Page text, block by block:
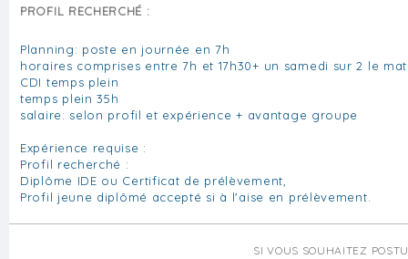
PROFIL RECHERCHÉ :
Planning: poste en journée en 7h
horaires comprises entre 7h et 17h30+ un samedi sur 2 le
CDI temps plein
temps plein 35h
salaire: selon profil et expérience + avantage groupe
Expérience requise :
Profil recherché :
Diplôme IDE ou Certificat de prélèvement,
Profil jeune diplômé accepté si à l'aise en prélèvement.
SI VOUS SOUHAITEZ